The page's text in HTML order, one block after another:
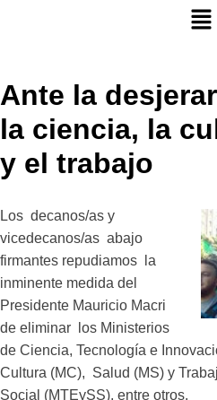
Ante la
la ciencia, la
y el trabajo
Los decanos/as y
vicedecanos/as abajo
firmantes repudiamos la
inminente medida del
Presidente Mauricio Macri
de eliminar los Ministerios
de Ciencia, Tecnología e
Cultura (MC), Salud (MS) y
Social (MTEySS), entre otros.